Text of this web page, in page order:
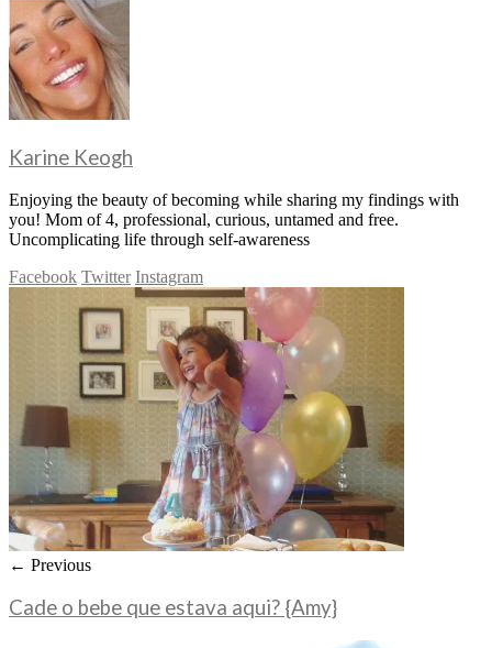
Karine Keogh
Enjoying the beauty of becoming while sharing my findings with
you! Mom of 4, professional, curious, untamed and free.
Uncomplicating life through self-awareness
Facebook Twitter Instagram
← Previous
Cade o bebe que estava aqui? {Amy}